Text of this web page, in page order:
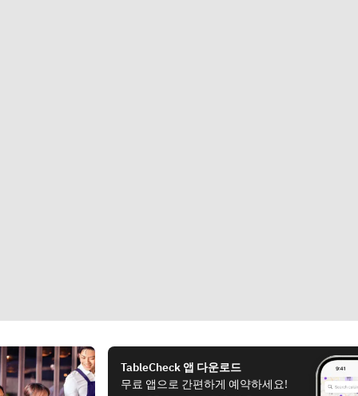
TableCheck 앱 다운로드
무료 앱으로 간편하게 예약하세요!